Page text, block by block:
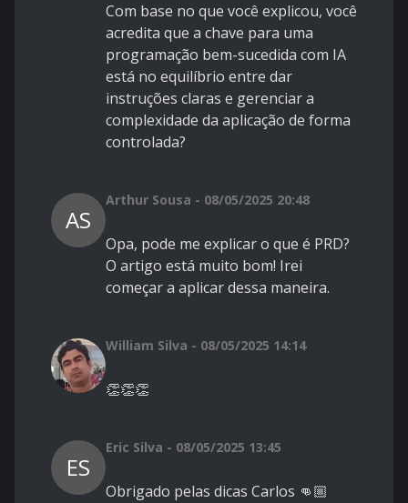
Com base no que você explicou, você
acredita que a chave para uma
programação bem-sucedida com IA
está no equilíbrio entre dar
instruções claras e gerenciar a
complexidade da aplicação de forma
controlada?
AS
Arthur Sousa - 08/05/2025 20:48
Opa, pode me explicar o que é PRD?
O artigo está muito bom! Irei
começar a aplicar dessa maneira.
William Silva - 08/05/2025 14:14
👏👏👏
ES
Eric Silva - 08/05/2025 13:45
Obrigado pelas dicas Carlos 👊🏼